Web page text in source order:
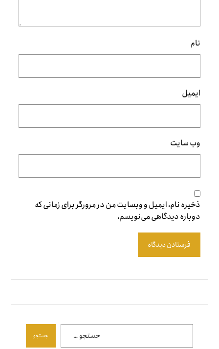
نام
ایمیل
وب‌ سایت
ذخیره نام، ایمیل و وبسایت من در مرورگر برای زمانی که
دوباره دیدگاهی می‌نویسم.